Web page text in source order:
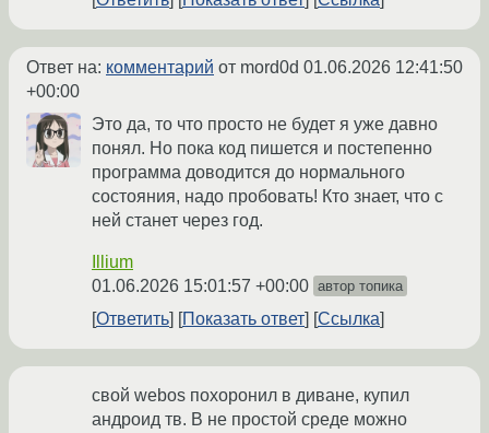
Ответ на: комментарий от mord0d 01.06.2026 12:41:50
+00:00
Это да, то что просто не будет я уже давно
понял. Но пока код пишется и постепенно
программа доводится до нормального
состояния, надо пробовать! Кто знает, что с
ней станет через год.
Illium
01.06.2026 15:01:57 +00:00 автор топика
Ответить Показать ответ Ссылка
свой webos похоронил в диване, купил
андроид тв. В не простой среде можно